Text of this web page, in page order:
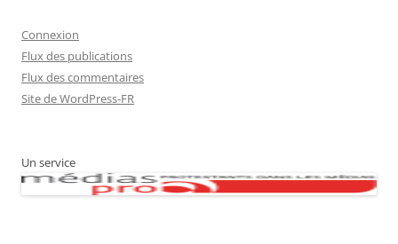
Connexion
Flux des publications
Flux des commentaires
Site de WordPress-FR
Un service